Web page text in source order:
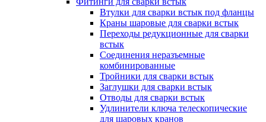
Втулки для сварки встык под фланцы
Краны шаровые для сварки встык
Переходы редукционные для сварки
встык
Соединения неразъемные
комбинированные
Тройники для сварки встык
Заглушки для сварки встык
Отводы для сварки встык
Удлинители ключа телескопические
для шаровых кранов